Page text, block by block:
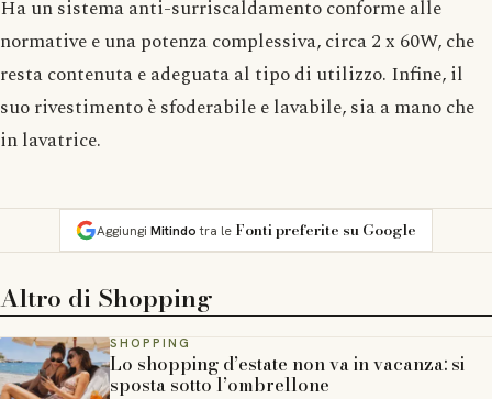
Ha un sistema anti-surriscaldamento conforme alle
normative e una potenza complessiva, circa 2 x 60W, che
resta contenuta e adeguata al tipo di utilizzo. Infine, il
suo rivestimento è sfoderabile e lavabile, sia a mano che
in lavatrice.
Aggiungi Mitindotra le Fonti preferite su Google
Altro di Shopping
SHOPPING
Lo shopping d’estate non va in vacanza: si
sposta sotto l’ombrellone